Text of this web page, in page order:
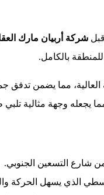
شركة أربيان مارك
بالكامل.
مما يضمن
يجعله وجهة مثالية
شارع التسعين الجنوبي.